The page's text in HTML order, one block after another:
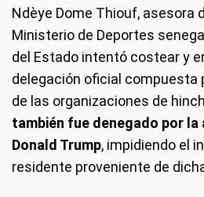
Ndèye Dome Thiouf, asesora
Ministerio de Deportes
del Estado intentó costear y
delegación oficial compuesta
de las organizaciones de
también fue denegado por
Donald Trump, impidiendo el
residente proveniente de